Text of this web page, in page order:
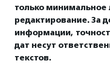
только минимальное
редактирование. За
информации,
дат несут
текстов.